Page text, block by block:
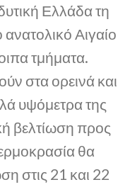
Ελλάδα τη
Αιγαίο
τμήματα.
στα ορεινά και
υψόμετρα της
βελτίωση προς
θα
στις 21 και 22